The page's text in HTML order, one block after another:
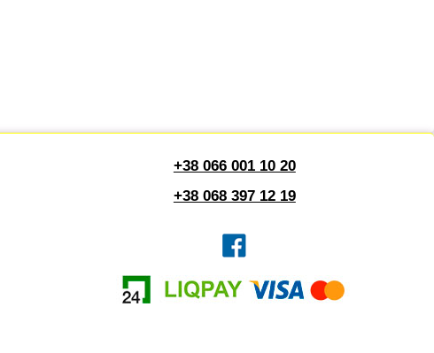
+38 066 001 10 20
+38 068 397 12 19